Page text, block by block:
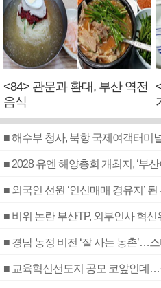
<84> 관문과 환대, 부산 역전
음식
■ 해수부 청사, 북항 국제여객터미
■ 2028 유엔 해양총회 개최지, ‘부
■ 외국인 선원 ‘인신매매 경유지’
■ 비위 논란 부산TP, 외부인사 혁신
■ 경남 농정 비전 ‘잘 사는 농촌’…
■ 교육혁신선도지 공모 코앞인데…